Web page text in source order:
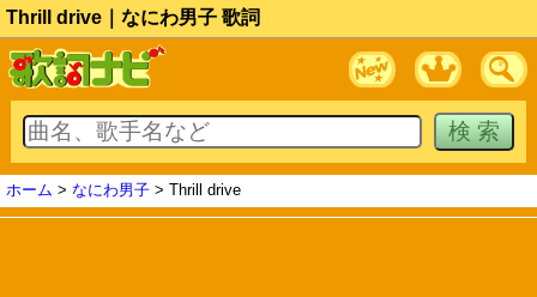
Thrill drive｜なにわ男子 歌詞
ホーム > なにわ男子 > Thrill drive